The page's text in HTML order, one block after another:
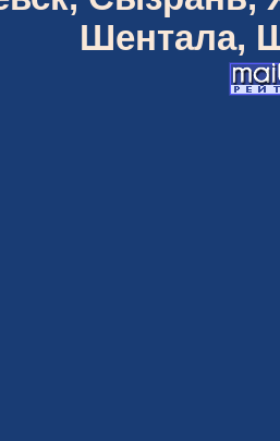
Шентала,